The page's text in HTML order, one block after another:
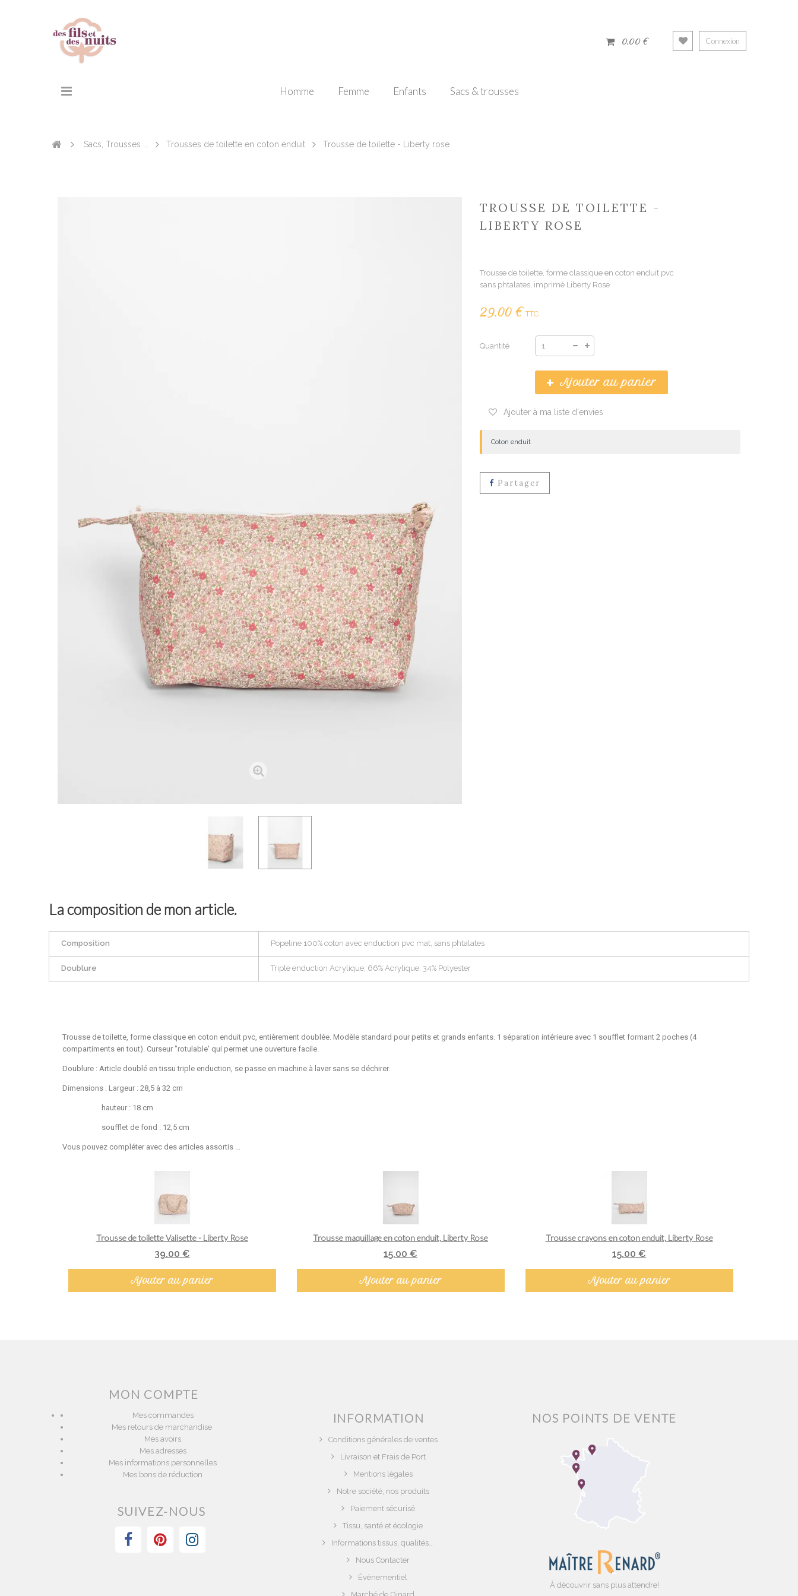
Connexion
Homme Femme Enfants Sacs & trousses
0.00 €
Sacs, Trousses ... Trousses de toilette en coton enduit Trousse de toilette - Liberty rose
TROUSSE DE TOILETTE -
LIBERTY ROSE
Trousse de toilette, forme classique en coton enduit pvc
sans phtalates, imprimé Liberty Rose
29.00 €TTC
Quantité
Ajouter au panier
Ajouter à ma liste d'envies
Coton enduit
Partager
La composition de mon article.
Composition Popeline 100% coton avec enduction pvc mat, sans phtalates
Doublure Triple enduction Acrylique, 66% Acrylique, 34% Polyester
Trousse de toilette, forme classique en coton enduit pvc, entièrement doublée. Modèle standard pour petits et grands enfants. 1 séparation intérieure avec 1 soufflet formant 2 poches (4
compartiments en tout). Curseur "rotulable' qui permet une ouverture facile.
Doublure : Article doublé en tissu triple enduction, se passe en machine à laver sans se déchirer.
Dimensions : Largeur : 28,5 à 32 cm
hauteur : 18 cm
soufflet de fond : 12,5 cm
Vous pouvez compléter avec des articles assortis ...
Aperçu rapide
Trousse de toilette Valisette - Liberty Rose
39.00 €
Ajouter au panier
Aperçu rapide
Trousse maquillage en coton enduit, Liberty Rose
15.00 €
Ajouter au panier
Aperçu rapide
Trousse crayons en coton enduit, Liberty Rose
15.00 €
Ajouter au panier
MON COMPTE
Mes commandes
Mes retours de marchandise
Mes avoirs
Mes adresses
Mes informations personnelles
Mes bons de réduction
SUIVEZ-NOUS
INFORMATION
Conditions générales de ventes
Livraison et Frais de Port
Mentions légales
Notre société, nos produits
Paiement sécurisé
Tissu, santé et écologie
Informations tissus, qualités...
Nous Contacter
Évènementiel
NOS POINTS DE VENTE
À découvrir sans plus attendre!